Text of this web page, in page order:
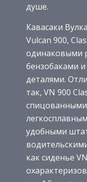
душе.
Кавасаки
Vulcan 900,
одинаковыми
бензобаками
деталями.
так, VN 900
удобными
как сиденье